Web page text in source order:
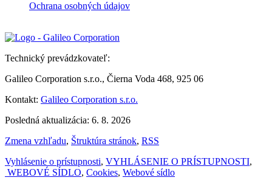
Ochrana osobných údajov
Technický prevádzkovateľ:
Galileo Corporation s.r.o., Čierna Voda 468, 925 06
Kontakt: Galileo Corporation s.r.o.
Posledná aktualizácia: 6. 8. 2026
Zmena vzhľadu, Štruktúra stránok, RSS
Vyhlásenie o prístupnosti, VYHLÁSENIE O PRÍSTUPNOSTI,
WEBOVÉ SÍDLO, Cookies, Webové sídlo